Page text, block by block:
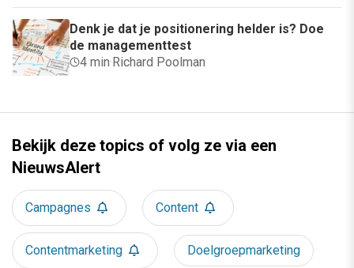
Denk je dat je positionering helder is? Doe
de managementtest
4 min·Richard Poolman
Bekijk deze topics of volg ze via een
NieuwsAlert
Campagnes Content
Contentmarketing Doelgroepmarketing